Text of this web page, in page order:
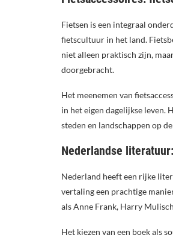
Fietsen is een integraal
fietscultuur in het land.
niet alleen praktisch zijn,
doorgebracht.
Het meenemen van
in het eigen dagelijkse leven.
steden en landschappen op
Nederlandse
Nederland heeft een rijke
vertaling een prachtige
als Anne Frank, Harry
Het kiezen van een boek als